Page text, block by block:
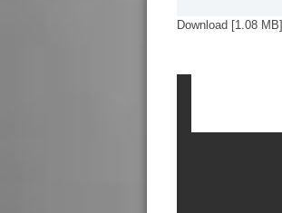
Download [1.08 MB]